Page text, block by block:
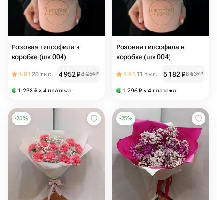
Розовая гипсофила в
коробке (шк 004)
4.81 20 тыс. 4 952₽8 254₽
1 238 ₽ × 4 платежа
Розовая гипсофила в
коробке (шк 004)
4.81 11 тыс. 5 182₽8 637₽
1 296 ₽ × 4 платежа
-25% -25%